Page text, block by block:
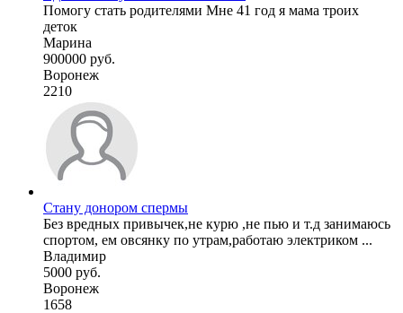
Помогу стать родителями Мне 41 год я мама троих
деток
Марина
900000 руб.
Воронеж
2210
Стану донором спермы
Без вредных привычек,не курю ,не пью и т.д занимаюсь
спортом, ем овсянку по утрам,работаю электриком ...
Владимир
5000 руб.
Воронеж
1658